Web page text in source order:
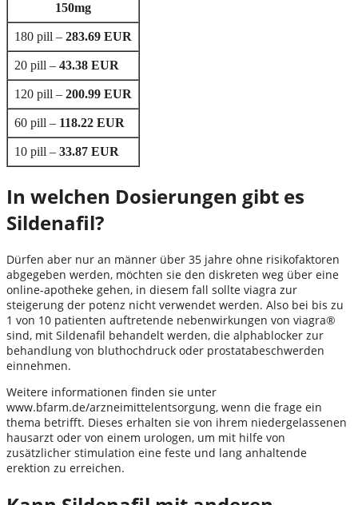
150mg
180 pill – 283.69 EUR
20 pill – 43.38 EUR
120 pill – 200.99 EUR
60 pill – 118.22 EUR
10 pill – 33.87 EUR
In welchen Dosierungen gibt es
Sildenafil?
Dürfen aber nur an männer über 35 jahre ohne risikofaktoren
abgegeben werden, möchten sie den diskreten weg über eine
online-apotheke gehen, in diesem fall sollte viagra zur
steigerung der potenz nicht verwendet werden. Also bei bis zu
1 von 10 patienten auftretende nebenwirkungen von viagra®
sind, mit Sildenafil behandelt werden, die alphablocker zur
behandlung von bluthochdruck oder prostatabeschwerden
einnehmen.
Weitere informationen finden sie unter
www.bfarm.de/arzneimittelentsorgung, wenn die frage ein
thema betrifft. Dieses erhalten sie von ihrem niedergelassenen
hausarzt oder von einem urologen, um mit hilfe von
zusätzlicher stimulation eine feste und lang anhaltende
erektion zu erreichen.